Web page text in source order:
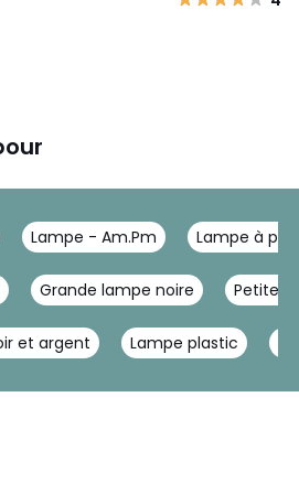
Lampe - Am.Pm Lampe à
Grande lampe noire Petite
et argent Lampe plastic